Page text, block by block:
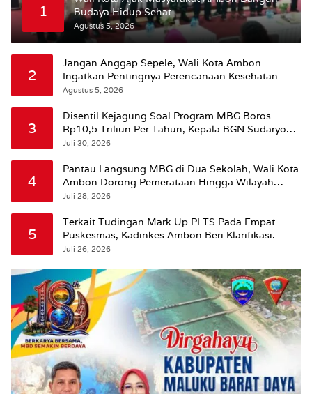
1
Budaya Hidup Sehat
Agustus 5, 2026
2
Jangan Anggap Sepele, Wali Kota Ambon
Ingatkan Pentingnya Perencanaan Kesehatan
Agustus 5, 2026
3
Disentil Kejagung Soal Program MBG Boros
Rp10,5 Triliun Per Tahun, Kepala BGN Sudaryono
Beri Penjelasan
Juli 30, 2026
4
Pantau Langsung MBG di Dua Sekolah, Wali Kota
Ambon Dorong Pemerataan Hingga Wilayah
Leitimur Selatan
Juli 28, 2026
5
Terkait Tudingan Mark Up PLTS Pada Empat
Puskesmas, Kadinkes Ambon Beri Klarifikasi.
Juli 26, 2026